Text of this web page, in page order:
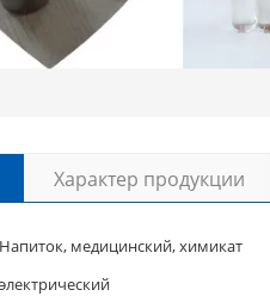
Характер продукции
Напиток, медицинский, химикат
электрический